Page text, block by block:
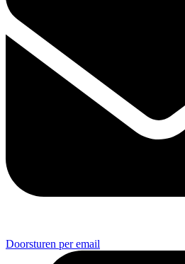
Doorsturen per email